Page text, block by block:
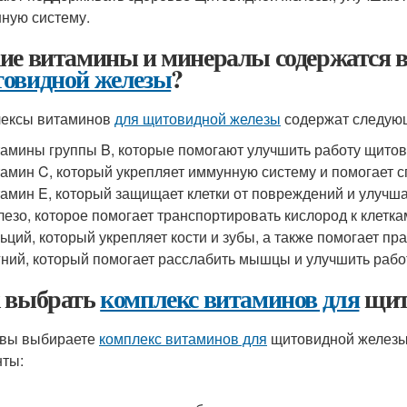
систему.
витамины и минералы содержатся
железы?
витаминов для щитовидной железы содержат
группы B, которые помогают улучшить работу
C, который укрепляет иммунную систему и помогает
E, который защищает клетки от повреждений и
которое помогает транспортировать кислород к
который укрепляет кости и зубы, а также помогает
который помогает расслабить мышцы и улучшить
комплекс витаминов для
выбираете комплекс витаминов для щитовидной